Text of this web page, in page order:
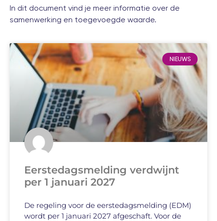
In dit document vind je meer informatie over de
samenwerking en toegevoegde waarde.
NIEUWS
Eerstedagsmelding verdwijnt
per 1 januari 2027
De regeling voor de eerstedagsmelding (EDM)
wordt per 1 januari 2027 afgeschaft. Voor de